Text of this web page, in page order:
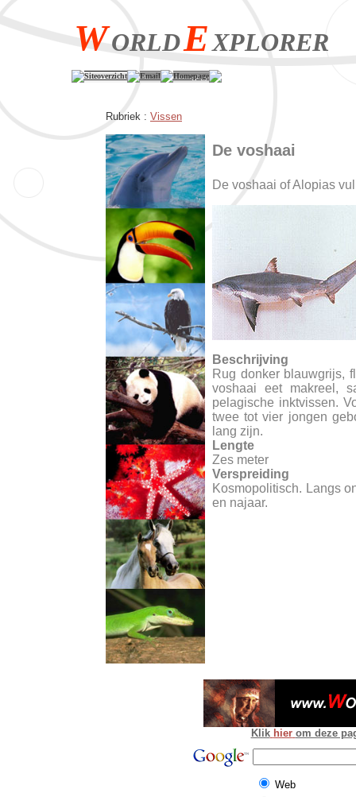
WORLDEXPLORER
Siteoverzicht Email Homepage
Rubriek : Vissen
De voshaai
De voshaai of Alopias
Beschrijving
Rug donker blauwgrijs,
voshaai eet makreel,
pelagische inktvissen.
twee tot vier jongen
lang zijn.
Lengte
Zes meter
Verspreiding
Kosmopolitisch. Langs
en najaar.
Klik hier om deze
Web